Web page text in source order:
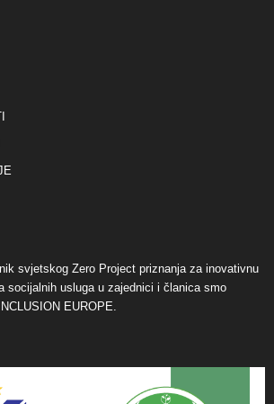
svjetskog Zero Project priznanja za inovativnu
socijalnih usluga u zajednici i članica smo
EUROPE.